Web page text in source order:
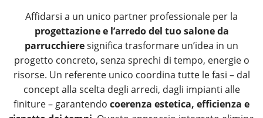
Affidarsi a un unico partner professionale per la
progettazione e l’arredo del tuo salone da
parrucchieresignifica trasformare un’idea in un
progetto concreto, senza sprechi di tempo, energie o
risorse. Un referente unico coordina tutte le fasi – dal
concept alla scelta degli arredi, dagli impianti alle
finiture – garantendo coerenza estetica, efficienza e